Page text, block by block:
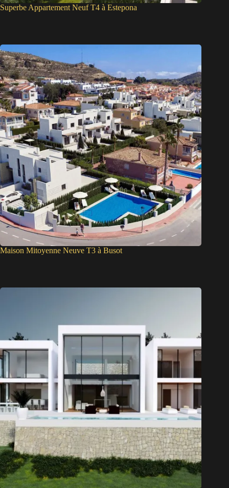
Superbe Appartement Neuf T4 à Estepona
Maison Mitoyenne Neuve T3 à Busot